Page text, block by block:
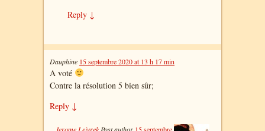
Reply ↓
Dauphine 15 septembre 2020 at 13 h 17 min
A voté
Contre la résolution 5 bien sûr;
Reply ↓
Jerome Leivrek Post author 15 septembre